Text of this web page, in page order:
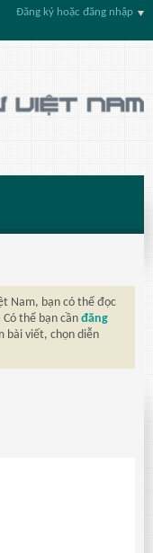
Đăng ký hoặc đăng nhập
Nam, bạn có thể đọc
thể bạn cần đăng
bài viết, chọn diễn